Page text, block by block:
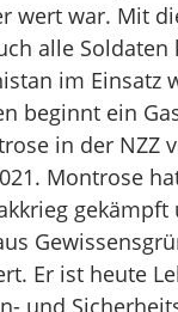
wert war. Mit
alle
im Einsatz
beginnt ein
in der NZZ
Montrose
gekämpft
Er ist heute
und